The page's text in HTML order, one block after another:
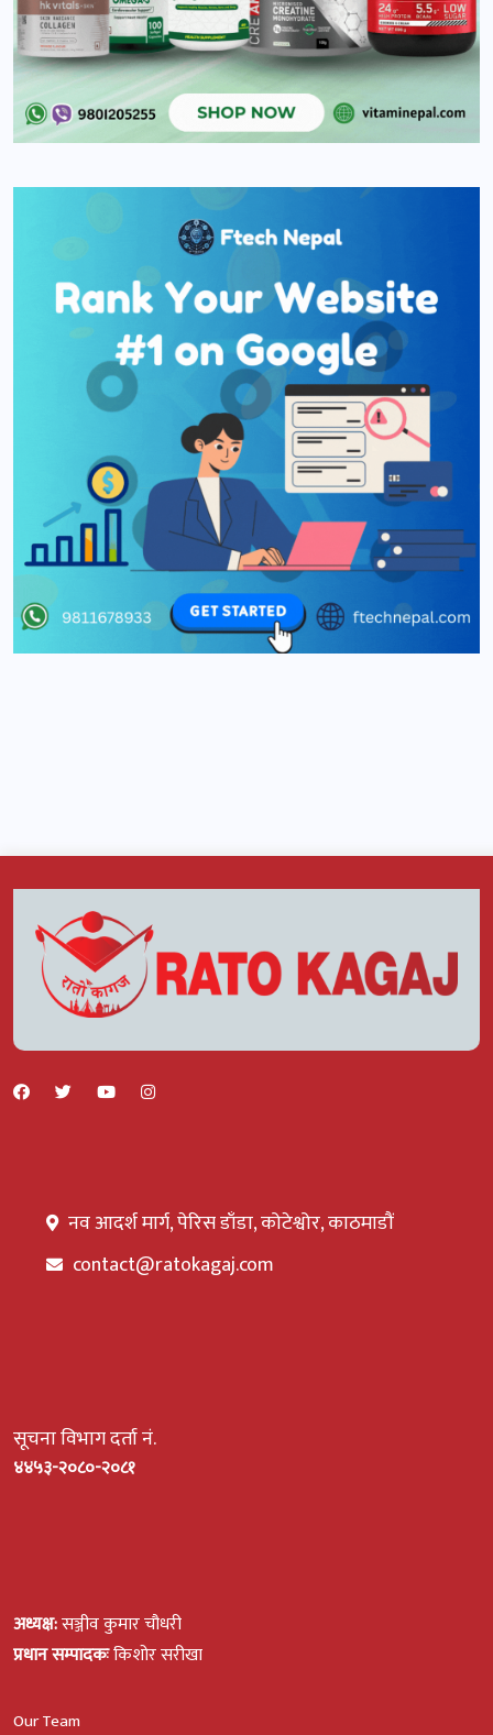
नव आदर्श मार्ग, पेरिस डाँडा, कोटेश्वोर, काठमाडौं
contact@ratokagaj.com
सूचना विभाग दर्ता नं.
४४५३-२०८०-२०८१
अध्यक्ष:सञ्जीव कुमार चौधरी
प्रधान सम्पादकःकिशोर सरीखा
Our Team